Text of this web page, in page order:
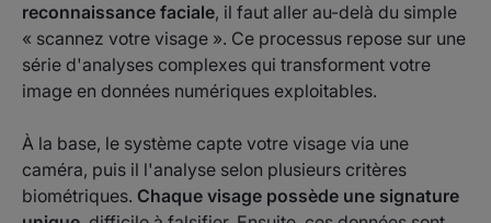
reconnaissance faciale, il faut aller au-delà du simple
« scannez votre visage ». Ce processus repose sur une
série d'analyses complexes qui transforment votre
image en données numériques exploitables.
À la base, le système capte votre visage via une
caméra, puis il l'analyse selon plusieurs critères
biométriques. Chaque visage possède une signature